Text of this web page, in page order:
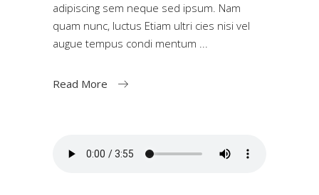
adipiscing sem neque sed ipsum. Nam
quam nunc, luctus Etiam ultri cies nisi vel
augue tempus condi mentum
Read More